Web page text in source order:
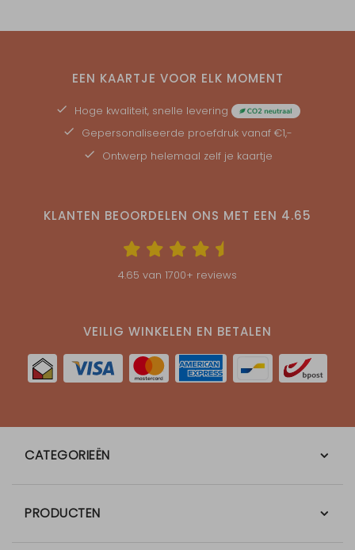
EEN KAARTJE VOOR ELK MOMENT
Hoge kwaliteit, snelle levering
Gepersonaliseerde proefdruk vanaf €1,-
Ontwerp helemaal zelf je kaartje
KLANTEN BEOORDELEN ONS MET EEN 4.65
4.65 van 1700+ reviews
VEILIG WINKELEN EN BETALEN
CATEGORIEËN
PRODUCTEN